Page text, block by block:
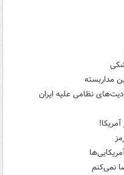
نظامی علیه ایران
نمی‌کنم